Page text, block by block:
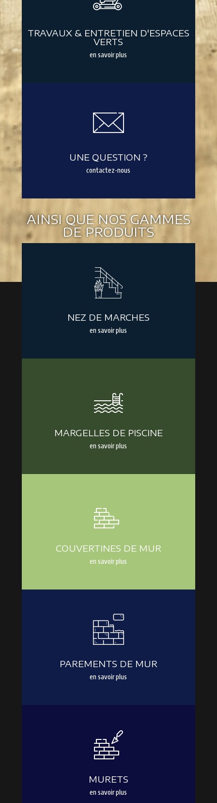
TRAVAUX & ENTRETIEN D'ESPACES
VERTS
en savoir plus
UNE QUESTION ?
contactez-nous
AINSI QUE NOS GAMMES
DE PRODUITS
NEZ DE MARCHES
en savoir plus
MARGELLES DE PISCINE
en savoir plus
COUVERTINES DE MUR
en savoir plus
PAREMENTS DE MUR
en savoir plus
MURETS
en savoir plus